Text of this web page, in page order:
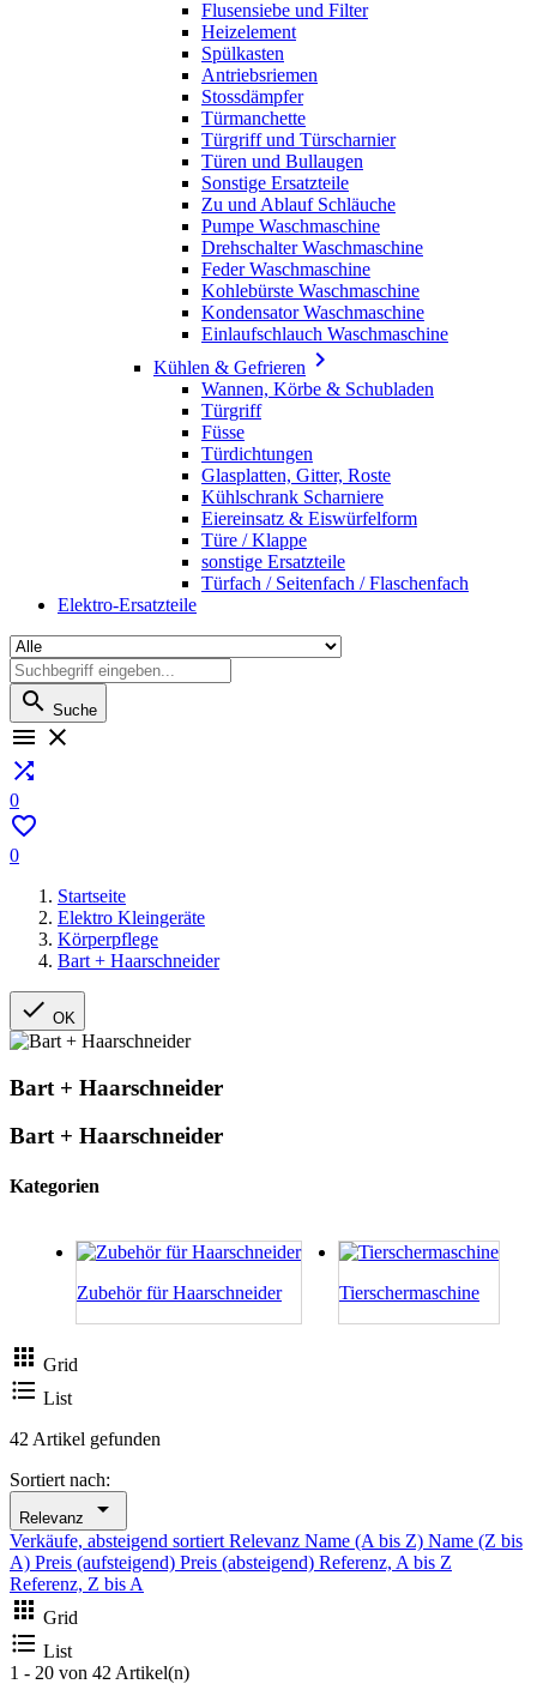
Flusensiebe und Filter
Heizelement
Spülkasten
Antriebsriemen
Stossdämpfer
Türmanchette
Türgriff und Türscharnier
Türen und Bullaugen
Sonstige Ersatzteile
Zu und Ablauf Schläuche
Pumpe Waschmaschine
Drehschalter Waschmaschine
Feder Waschmaschine
Kohlebürste Waschmaschine
Kondensator Waschmaschine
Einlaufschlauch Waschmaschine
Kühlen & Gefrieren 
Wannen, Körbe & Schubladen
Türgriff
Füsse
Türdichtungen
Glasplatten, Gitter, Roste
Kühlschrank Scharniere
Eiereinsatz & Eiswürfelform
Türe / Klappe
sonstige Ersatzteile
Türfach / Seitenfach / Flaschenfach
Elektro-Ersatzteile
 Suche
 

0

0
Startseite
Elektro Kleingeräte
Körperpflege
Bart + Haarschneider
 OK
Bart + Haarschneider
Bart + Haarschneider
Kategorien
Zubehör für Haarschneider Tierschermaschine
 Grid
 List
42 Artikel gefunden
Sortiert nach:
Relevanz 
Verkäufe, absteigend sortiert Relevanz Name (A bis Z) Name (Z bis
A) Preis (aufsteigend) Preis (absteigend) Referenz, A bis Z
Referenz, Z bis A
 Grid
 List
1 - 20 von 42 Artikel(n)